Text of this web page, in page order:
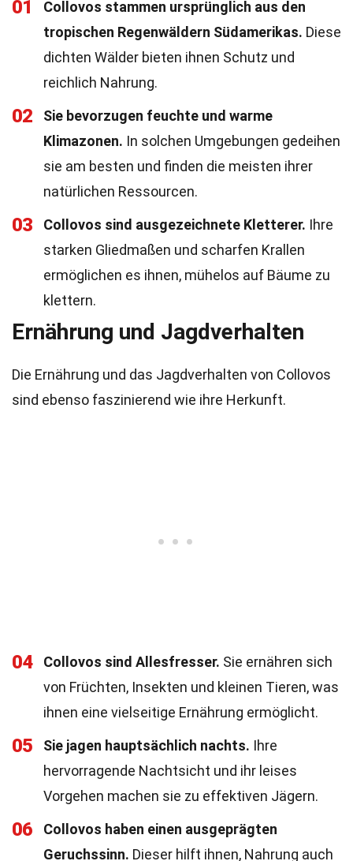
01
Collovos stammen ursprünglich aus den
tropischen Regenwäldern Südamerikas. Diese
dichten Wälder bieten ihnen Schutz und
reichlich Nahrung.
02
Sie bevorzugen feuchte und warme
Klimazonen. In solchen Umgebungen gedeihen
sie am besten und finden die meisten ihrer
natürlichen Ressourcen.
03 Collovos sind ausgezeichnete Kletterer. Ihre
starken Gliedmaßen und scharfen Krallen
ermöglichen es ihnen, mühelos auf Bäume zu
klettern.
Ernährung und Jagdverhalten
Die Ernährung und das Jagdverhalten von Collovos
sind ebenso faszinierend wie ihre Herkunft.
04 Collovos sind Allesfresser. Sie ernähren sich
von Früchten, Insekten und kleinen Tieren, was
ihnen eine vielseitige Ernährung ermöglicht.
05 Sie jagen hauptsächlich nachts. Ihre
hervorragende Nachtsicht und ihr leises
Vorgehen machen sie zu effektiven Jägern.
06
Collovos haben einen ausgeprägten
Geruchssinn. Dieser hilft ihnen, Nahrung auch